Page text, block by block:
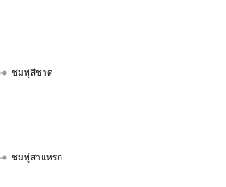
ชมพู่สีชาด
ชมพู่สาแหรก